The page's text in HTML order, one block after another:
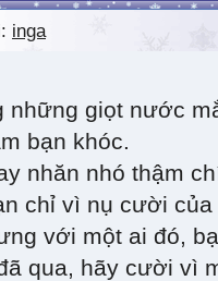
inga
những giọt nước
bạn khóc.
nhăn nhó thậm
chỉ vì nụ cười
với một ai đó,
qua, hãy cười vì